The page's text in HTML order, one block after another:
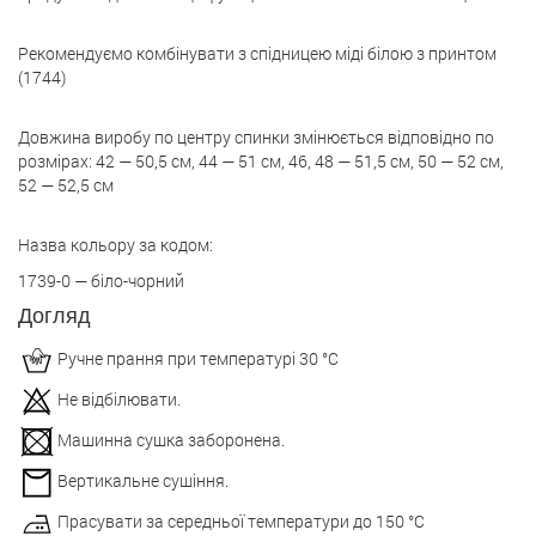
Рекомендуємо комбінувати з спідницею міді білою з принтом
(1744)
Довжина виробу по центру спинки змінюється відповідно по
розмірах: 42 — 50,5 см, 44 — 51 см, 46, 48 — 51,5 см, 50 — 52 см,
52 — 52,5 см
Назва кольору за кодом:
1739-0 — біло-чорний
Догляд
Ручне прання при температурі 30 °С
Не відбілювати.
Машинна сушка заборонена.
Вертикальне сушіння.
Прасувати за середньої температури до 150 °С